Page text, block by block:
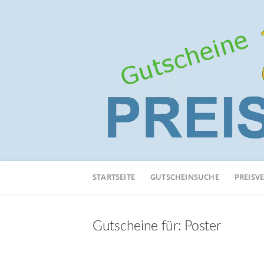
Online-
STARTSEITE GUTSCHEINSUCHE
Gutscheine für: Poster